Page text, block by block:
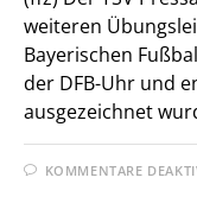
weiteren
Bayerischen
der DFB-Uhr und
ausgezeichnet
KOMMENTARE